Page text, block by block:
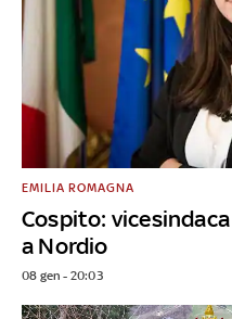
Cospito:
a Nordio
EMILIA ROMAGNA
08 gen - 20:03